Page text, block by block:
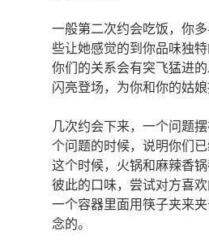
一般第二次约会吃饭，你
些让她感觉的到你品味独
你们的关系会有突飞猛进
闪亮登场，为你和你的姑
几次约会下来，一个问题
个问题的时候，说明你们
这个时候，火锅和麻辣香
彼此的口味，尝试对方喜
一个容器里面用筷子夹来
念的。